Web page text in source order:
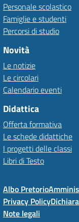
Personale scolastico
Famiglie e studenti
Percorsi di studio
Novità
Le notizie
Le circolari
Calendario eventi
Didattica
Offerta formativa
Le schede didattiche
I progetti delle classi
Libri di Testo
Albo Pretorio
Privacy Policy
Note legali